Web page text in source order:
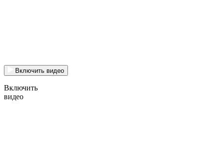
Включить видео
Включить
видео